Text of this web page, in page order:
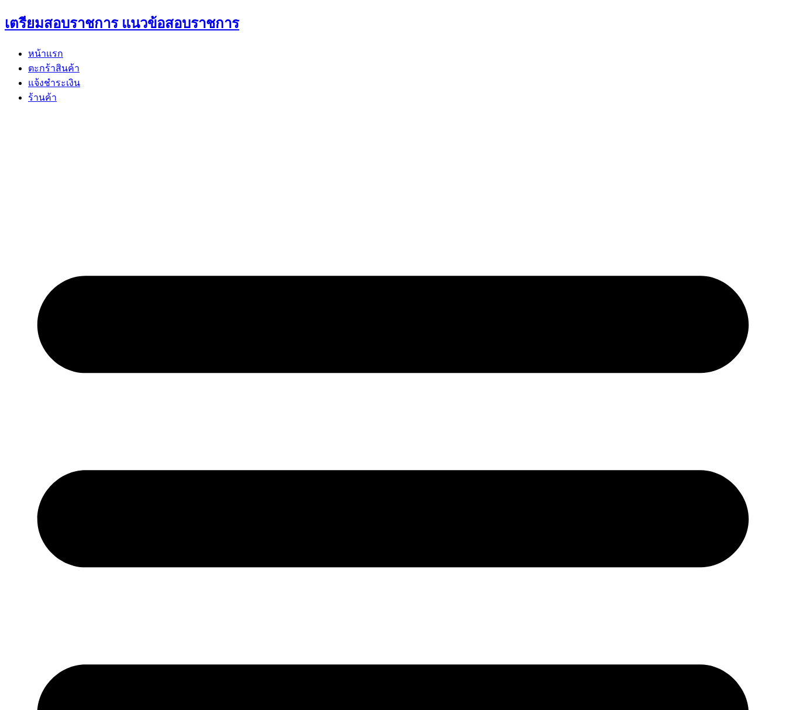
Skip
to
เตรียมสอบราชการ แนวข้อสอบราชการ
หน้าแรก
ตะกร้าสินค้า
แจ้งชำระเงิน
ร้านค้า